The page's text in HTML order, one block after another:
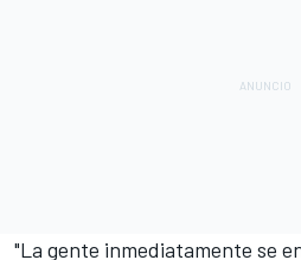
"La gente inmediatamente se